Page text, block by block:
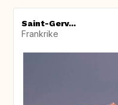
Saint-Gerv...
Frankrike